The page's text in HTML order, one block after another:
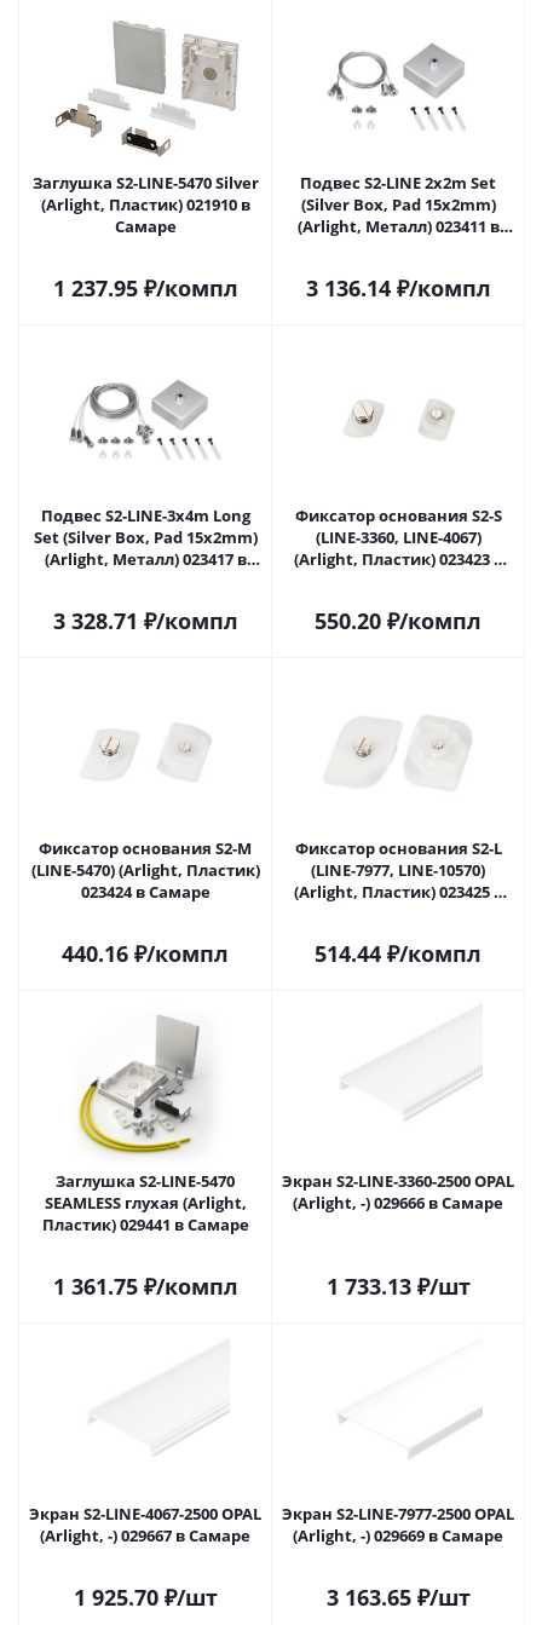
Заглушка S2-LINE-5470 Silver
(Arlight, Пластик) 021910 в
Самаре
1 237.95₽/компл
Подвес S2-LINE 2x2m Set
(Silver Box, Pad 15x2mm)
(Arlight, Металл) 023411 в
3 136.14₽/компл
Подвес S2-LINE-3x4m Long
Set (Silver Box, Pad 15x2mm)
(Arlight, Металл) 023417 в
3 328.71 ₽/компл
Фиксатор основания S2-S
(LINE-3360, LINE-4067)
(Arlight, Пластик) 023423 в
550.20 ₽/компл
Фиксатор основания S2-M
(LINE-5470) (Arlight, Пластик)
023424 в Самаре
440.16 ₽/компл
Фиксатор основания S2-L
(LINE-7977, LINE-10570)
(Arlight, Пластик) 023425 в
514.44 ₽/компл
Заглушка S2-LINE-5470
SEAMLESS глухая (Arlight,
Пластик) 029441 в Самаре
1 361.75₽/компл
Экран S2-LINE-3360-2500 OPAL
(Arlight, -) 029666 в Самаре
1 733.13₽/шт
Экран S2-LINE-4067-2500 OPAL
(Arlight, -) 029667 в Самаре
1 925.70₽/шт
Экран S2-LINE-7977-2500 OPAL
(Arlight, -) 029669 в Самаре
3 163.65₽/шт